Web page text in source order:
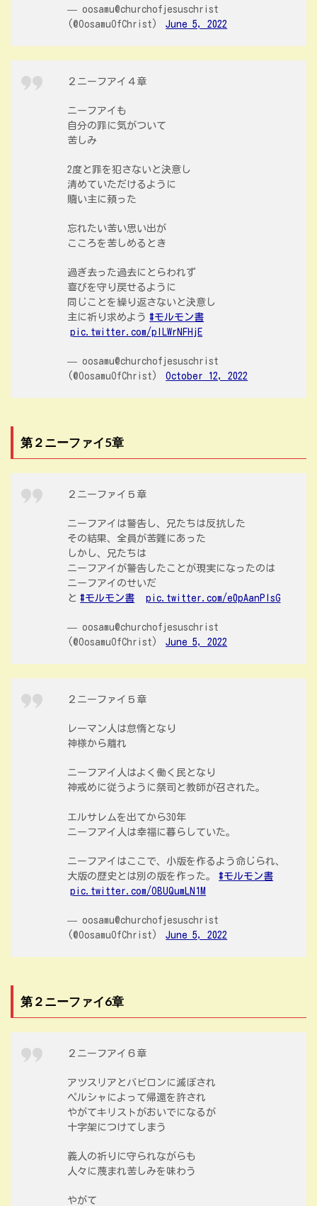
— oosamu@churchofjesuschrist
(@OosamuOfChrist)
June 5, 2022
２ニーフアイ４章
ニーフアイも
自分の罪に気がついて
苦しみ
2度と罪を犯さないと決意し
清めていただけるように
贖い主に頼った
忘れたい苦い思い出が
こころを苦しめるとき
過ぎ去った過去にとらわれず
喜びを守り戻せるように
同じことを繰り返さないと決意し
主に祈り求めよう #モルモン書
pic.twitter.com/pILWrNFHjE
— oosamu@churchofjesuschrist
(@OosamuOfChrist)
October 12, 2022
第２ニーファイ5章
２ニーファイ５章
ニーフアイは警告し、兄たちは反抗した
その結果、全員が苦難にあった
しかし、兄たちは
ニーフアイが警告したことが現実になったのは
ニーフアイのせいだ
と #モルモン書 pic.twitter.com/e0pAanPlsG
— oosamu@churchofjesuschrist
(@OosamuOfChrist)
June 5, 2022
２ニーファイ５章
レーマン人は怠惰となり
神様から離れ
ニーフアイ人はよく働く民となり
神戒めに従うように祭司と教師が召された。
エルサレムを出てから30年
ニーフアイ人は幸福に暮らしていた。
ニーフアイはここで、小版を作るよう命じられ、
大版の歴史とは別の版を作った。
#モルモン書
pic.twitter.com/OBUQumLN1M
— oosamu@churchofjesuschrist
(@OosamuOfChrist)
June 5, 2022
第２ニーファイ6章
２ニーフアイ６章
アツスリアとバビロンに滅ぼされ
ペルシャによって帰還を許され
やがてキリストがおいでになるが
十字架につけてしまう
義人の祈りに守られながらも
人々に蔑まれ苦しみを味わう
やがて